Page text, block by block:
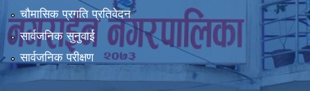
चौमासिक प्रगति प्रतिवेदन
सार्वजनिक सुनुवाई
सार्वजनिक परीक्षण